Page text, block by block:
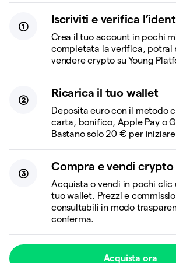
Iscriviti e verifica
Crea il tuo account in pochi
completata la verifica, potrai
vendere crypto su Young
Ricarica il tuo wallet
Deposita euro con il metodo
carta, bonifico, Apple Pay o
Bastano solo 20 € per
Compra e vendi crypto
Acquista o vendi in pochi clic
tuo wallet. Prezzi e
consultabili in modo
conferma.
Acquista ora